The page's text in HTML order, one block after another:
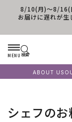
コンテンツに
8/10(月)～8/16(
お届けに遅れが
MENU 検索
ABOUT US
シェフの